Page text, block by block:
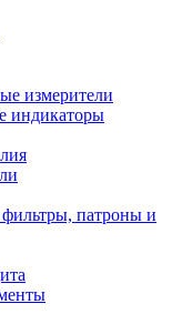
измерители
индикаторы
патроны и